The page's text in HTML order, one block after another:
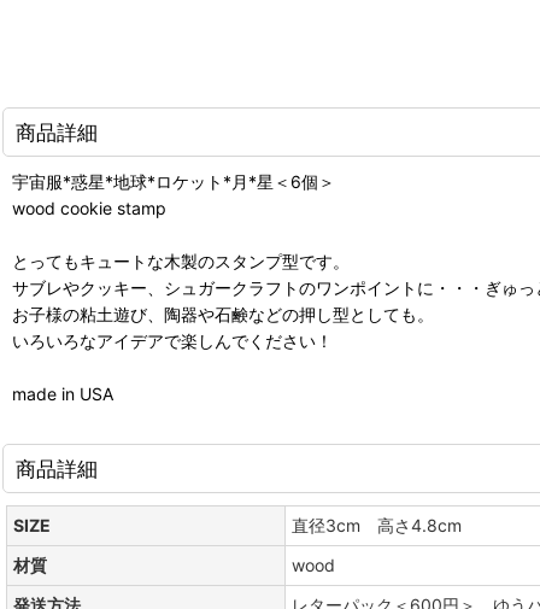
商品詳細
宇宙服*惑星*地球*ロケット*月*星＜6個＞
wood cookie stamp
とってもキュートな木製のスタンプ型です。
サブレやクッキー、シュガークラフトのワンポイントに・・・ぎゅ
お子様の粘土遊び、陶器や石鹸などの押し型としても。
いろいろなアイデアで楽しんでください！
made in USA
商品詳細
SIZE
直径3cm 高さ4.8cm
材質
wood
発送方法
レターパック＜600円＞ ゆう